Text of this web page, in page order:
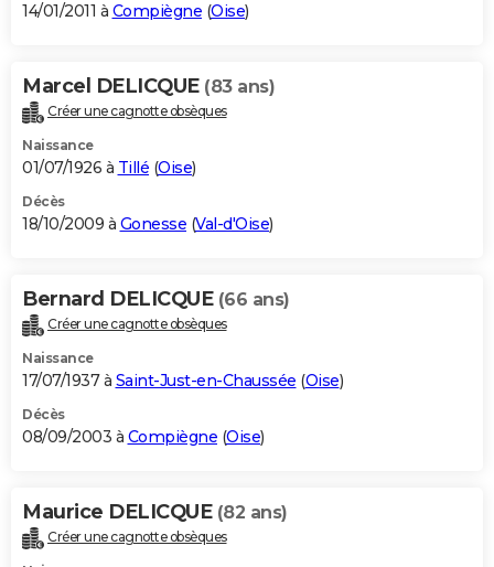
14/01/2011 à Compiègne (Oise)
Marcel DELICQUE (83 ans)
Créer une cagnotte obsèques
Naissance
01/07/1926 à Tillé (Oise)
Décès
18/10/2009 à Gonesse (Val-d'Oise)
Bernard DELICQUE (66 ans)
Créer une cagnotte obsèques
Naissance
17/07/1937 à Saint-Just-en-Chaussée (Oise)
Décès
08/09/2003 à Compiègne (Oise)
Maurice DELICQUE (82 ans)
Créer une cagnotte obsèques